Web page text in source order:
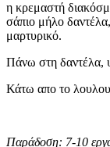
η κρεμαστή
σάπιο μήλο
μαρτυρικό.
Πάνω στη δαντέλα,
Κάτω απο το
Παράδοση: 7-10